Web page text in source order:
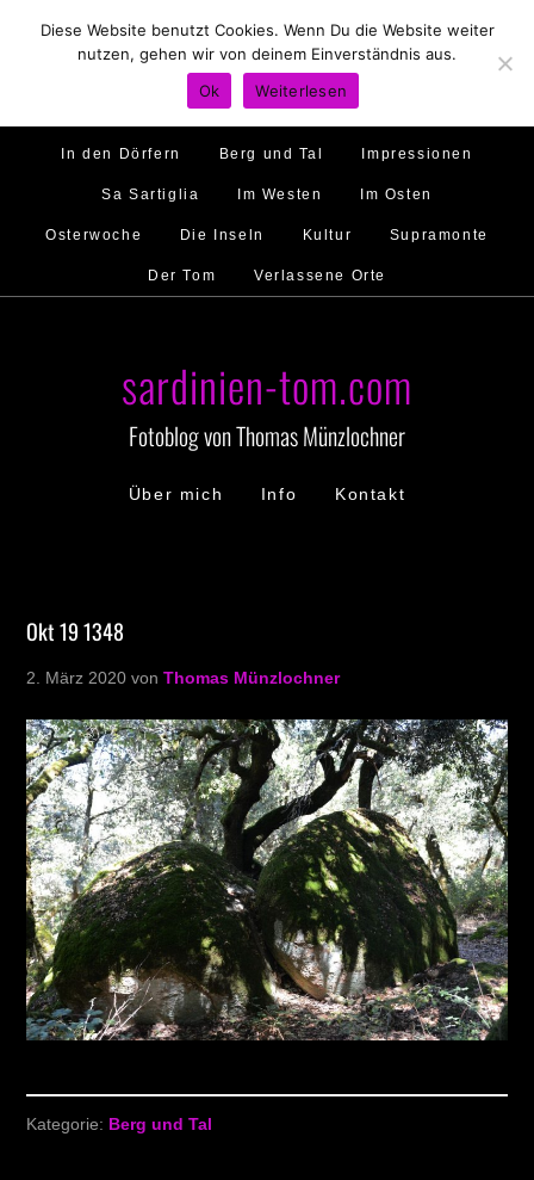
Hirtenland Traumstrände Feste feiern
Golfo di Orosei Im Norden
Murales Ambiente
In den Dörfern Berg und Tal Impressionen
Sa Sartiglia Im Westen Im Osten
Osterwoche Die Inseln Kultur Supramonte
Der Tom Verlassene Orte
sardinien-tom.com
Fotoblog von Thomas Münzlochner
Über mich Info Kontakt
Okt 19 1348
2. März 2020 vonThomas Münzlochner
Kategorie: Berg und Tal
Diese Website benutzt Cookies. Wenn Du die Website weiter
nutzen, gehen wir von deinem Einverständnis aus.
Ok
Weiterlesen